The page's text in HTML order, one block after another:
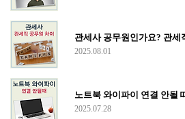
2025.08.01
노트북 와이파이 연결 안될
2025.07.28